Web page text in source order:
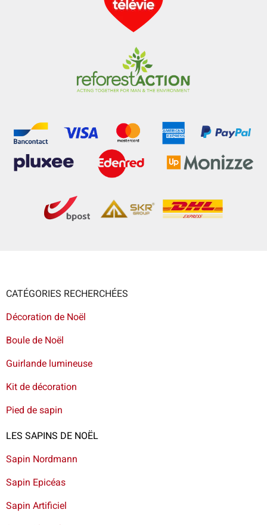
CATÉGORIES RECHERCHÉES
Décoration de Noël
Boule de Noël
Guirlande lumineuse
Kit de décoration
Pied de sapin
LES SAPINS DE NOËL
Sapin Nordmann
Sapin Epicéas
Sapin Artificiel